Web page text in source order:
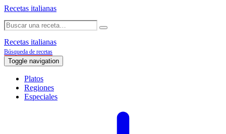
Recetas italianas
Recetas italianas
Búsqueda de recetas
Toggle navigation
Platos
Regiones
Especiales